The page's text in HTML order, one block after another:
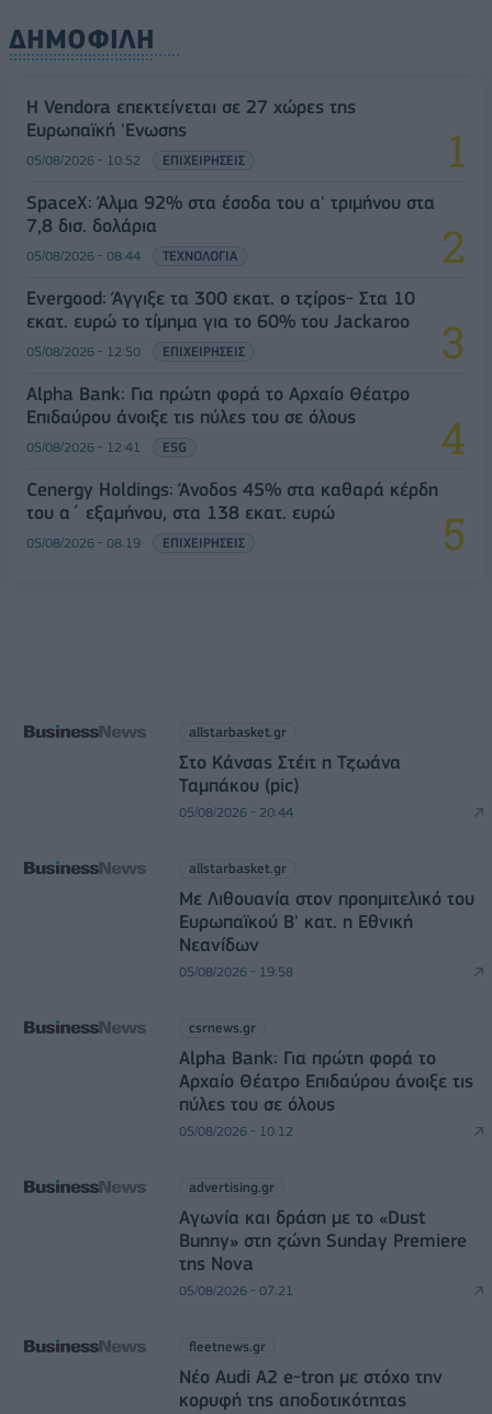
ΔΗΜΟΦΙΛΗ
Η Vendora επεκτείνεται σε 27 χώρες της
Ευρωπαϊκή 'Ενωσης
05/08/2026 - 10:52 ΕΠΙΧΕΙΡΗΣΕΙΣ
SpaceX: Άλμα 92% στα έσοδα του α' τριμήνου στα
7,8 δισ. δολάρια
05/08/2026 - 08:44 ΤΕΧΝΟΛΟΓΙΑ
Evergood: Άγγιξε τα 300 εκατ. ο τζίρος- Στα 10
εκατ. ευρώ το τίμημα για το 60% του Jackaroo
05/08/2026 - 12:50 ΕΠΙΧΕΙΡΗΣΕΙΣ
Alpha Bank: Για πρώτη φορά το Αρχαίο Θέατρο
Επιδαύρου άνοιξε τις πύλες του σε όλους
05/08/2026 - 12:41 ESG
Cenergy Holdings: Άνοδος 45% στα καθαρά κέρδη
του α΄ εξαμήνου, στα 138 εκατ. ευρώ
05/08/2026 - 08:19 ΕΠΙΧΕΙΡΗΣΕΙΣ
allstarbasket.gr
Στο Κάνσας Στέιτ η Τζωάνα
Ταμπάκου (pic)
05/08/2026 - 20:44
allstarbasket.gr
Με Λιθουανία στον προημιτελικό του
Ευρωπαϊκού Β' κατ. η Εθνική
Νεανίδων
05/08/2026 - 19:58
csrnews.gr
Alpha Bank: Για πρώτη φορά το
Αρχαίο Θέατρο Επιδαύρου άνοιξε τις
πύλες του σε όλους
05/08/2026 - 10:12
advertising.gr
Αγωνία και δράση με το «Dust
Bunny» στη ζώνη Sunday Premiere
της Nova
05/08/2026 - 07:21
fleetnews.gr
Νέο Audi A2 e-tron με στόχο την
κορυφή της αποδοτικότητας